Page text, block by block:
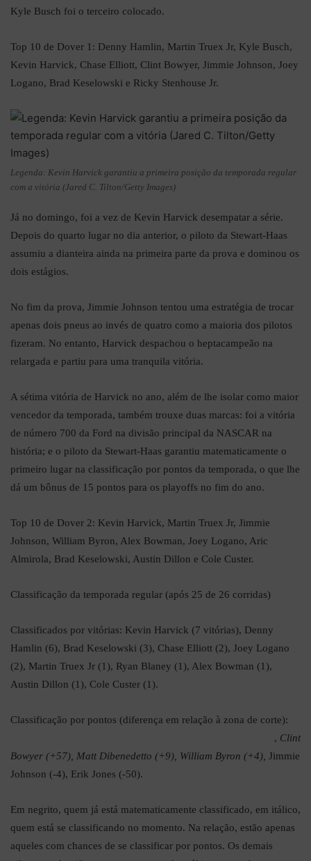
Kyle Busch foi o terceiro colocado.
Top 10 de Dover 1: Denny Hamlin, Martin Truex Jr, Kyle Busch,
Kevin Harvick, Chase Elliott, Clint Bowyer, Jimmie Johnson, Joey
Logano, Brad Keselowski e Ricky Stenhouse Jr.
Legenda: Kevin Harvick garantiu a primeira posição da temporada regular
com a vitória (Jared C. Tilton/Getty Images)
Já no domingo, foi a vez de Kevin Harvick desempatar a série.
Depois do quarto lugar no dia anterior, o piloto da Stewart-Haas
assumiu a dianteira ainda na primeira parte da prova e dominou os
dois estágios.
No fim da prova, Jimmie Johnson tentou uma estratégia de trocar
apenas dois pneus ao invés de quatro como a maioria dos pilotos
fizeram. No entanto, Harvick despachou o heptacampeão na
relargada e partiu para uma tranquila vitória.
A sétima vitória de Harvick no ano, além de lhe isolar como maior
vencedor da temporada, também trouxe duas marcas: foi a vitória
de número 700 da Ford na divisão principal da NASCAR na
história; e o piloto da Stewart-Haas garantiu matematicamente o
primeiro lugar na classificação por pontos da temporada, o que lhe
dá um bônus de 15 pontos para os playoffs no fim do ano.
Top 10 de Dover 2: Kevin Harvick, Martin Truex Jr, Jimmie
Johnson, William Byron, Alex Bowman, Joey Logano, Aric
Almirola, Brad Keselowski, Austin Dillon e Cole Custer.
Classificação da temporada regular (após 25 de 26 corridas)
Classificados por vitórias: Kevin Harvick (7 vitórias), Denny
Hamlin (6), Brad Keselowski (3), Chase Elliott (2), Joey Logano
(2), Martin Truex Jr (1), Ryan Blaney (1), Alex Bowman (1),
Austin Dillon (1), Cole Custer (1).
Classificação por pontos (diferença em relação à zona de corte):
, Clint
Bowyer (+57), Matt Dibenedetto (+9), William Byron (+4), Jimmie
Johnson (-4), Erik Jones (-50).
Em negrito, quem já está matematicamente classificado, em itálico,
quem está se classificando no momento. Na relação, estão apenas
aqueles com chances de se classificar por pontos. Os demais